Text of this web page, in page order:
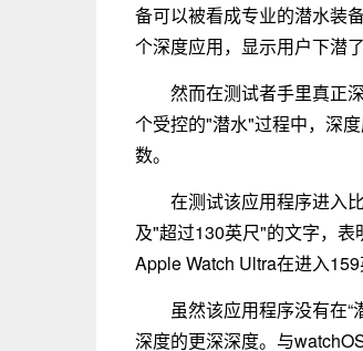
备可以被看成专业的潜水装
个深度应用，显示用户下潜了
然而在测试者手里真正
个受控的"潜水"过程中，深
数。
在测试该应用程序进入
及"超过130英尺"的文字，表
Apple Watch Ultra在进入
虽然该应用程序没有在
深度的更深深度。与